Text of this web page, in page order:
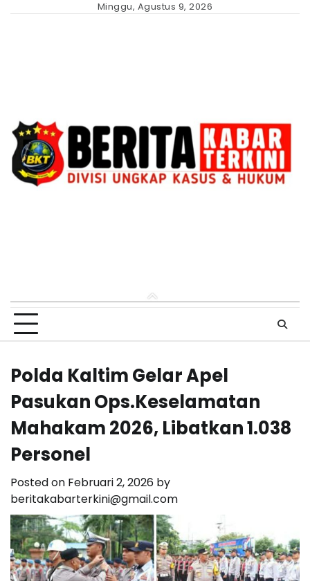
Minggu, Agustus 9, 2026
Polda Kaltim Gelar Apel
Pasukan Ops.Keselamatan
Mahakam 2026, Libatkan 1.038
Personel
Posted on Februari 2, 2026 by
beritakabarterkini@gmail.com